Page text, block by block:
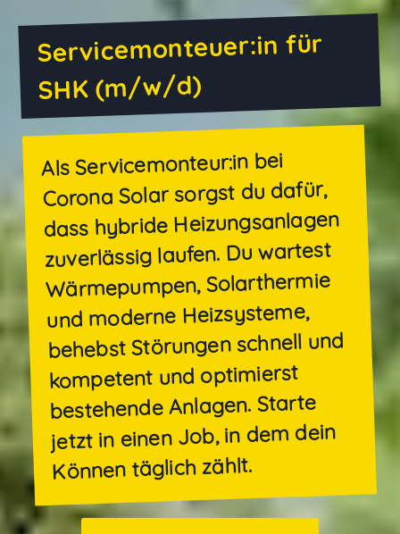
Servicemonteuer:in für
SHK (m/w/d)
Als Servicemonteur:in bei
Corona Solar sorgst du dafür,
dass hybride Heizungsanlagen
zuverlässig laufen. Du wartest
Wärmepumpen, Solarthermie
und moderne Heizsysteme,
behebst Störungen schnell und
kompetent und optimierst
bestehende Anlagen. Starte
jetzt in einen Job, in dem dein
Können täglich zählt.